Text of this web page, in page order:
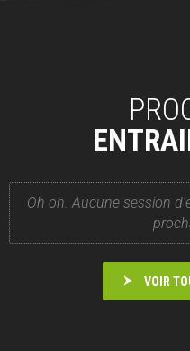
Oh oh. Aucune session
VOIR